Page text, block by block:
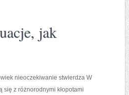
jak
nieoczekiwanie stwierdza W
z różnorodnymi kłopotami